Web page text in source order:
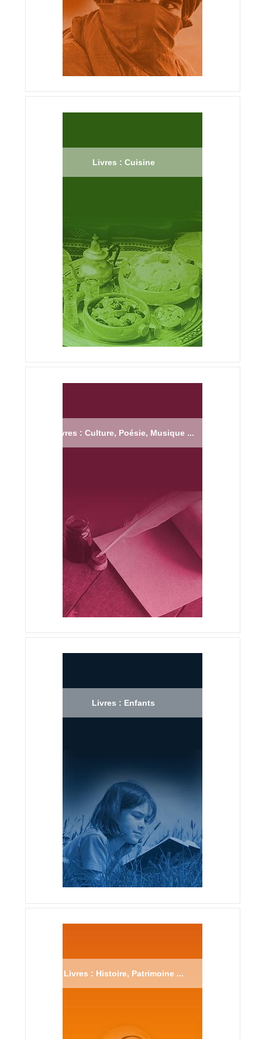
Livres : Cuisine
Livres : Culture, Poésie, Musique ...
Livres : Enfants
Livres : Histoire, Patrimoine ...